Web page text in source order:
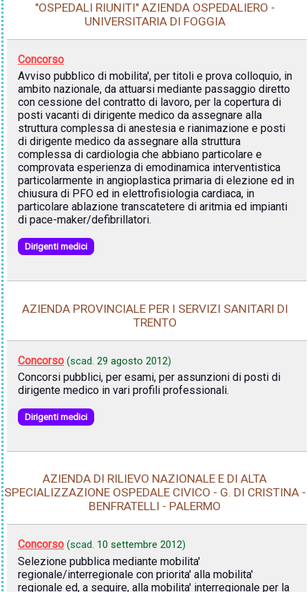
"OSPEDALI RIUNITI" AZIENDA OSPEDALIERO -
UNIVERSITARIA DI FOGGIA
Concorso
Avviso pubblico di mobilita', per titoli e prova colloquio, in
ambito nazionale, da attuarsi mediante passaggio diretto
con cessione del contratto di lavoro, per la copertura di
posti vacanti di dirigente medico da assegnare alla
struttura complessa di anestesia e rianimazione e posti
di dirigente medico da assegnare alla struttura
complessa di cardiologia che abbiano particolare e
comprovata esperienza di emodinamica interventistica
particolarmente in angioplastica primaria di elezione ed in
chiusura di PFO ed in elettrofisiologia cardiaca, in
particolare ablazione transcatetere di aritmia ed impianti
di pace-maker/defibrillatori.
Dirigenti medici
AZIENDA PROVINCIALE PER I SERVIZI SANITARI DI
TRENTO
Concorso (scad. 29 agosto 2012)
Concorsi pubblici, per esami, per assunzioni di posti di
dirigente medico in vari profili professionali.
Dirigenti medici
AZIENDA DI RILIEVO NAZIONALE E DI ALTA
SPECIALIZZAZIONE OSPEDALE CIVICO - G. DI CRISTINA -
BENFRATELLI - PALERMO
Concorso (scad. 10 settembre 2012)
Selezione pubblica mediante mobilita'
regionale/interregionale con priorita' alla mobilita'
regionale ed, a seguire, alla mobilita' interregionale per la